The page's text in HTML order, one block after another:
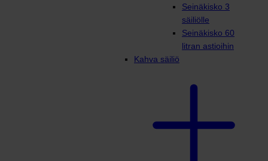
Seinäkisko 3
säiliölle
Seinäkisko 60
litran astioihin
Kahva säiliö